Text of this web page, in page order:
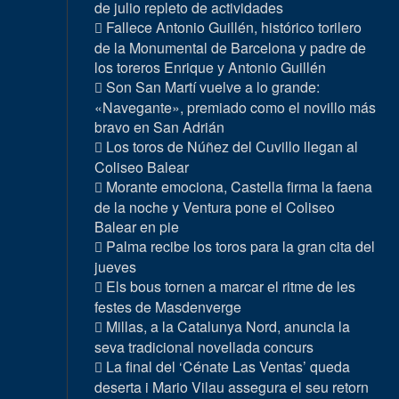
de julio repleto de actividades
Fallece Antonio Guillén, histórico torilero
de la Monumental de Barcelona y padre de
los toreros Enrique y Antonio Guillén
Son San Martí vuelve a lo grande:
«Navegante», premiado como el novillo más
bravo en San Adrián
Los toros de Núñez del Cuvillo llegan al
Coliseo Balear
Morante emociona, Castella firma la faena
de la noche y Ventura pone el Coliseo
Balear en pie
Palma recibe los toros para la gran cita del
jueves
Els bous tornen a marcar el ritme de les
festes de Masdenverge
Millas, a la Catalunya Nord, anuncia la
seva tradicional novellada concurs
La final del ‘Cénate Las Ventas’ queda
deserta i Mario Vilau assegura el seu retorn